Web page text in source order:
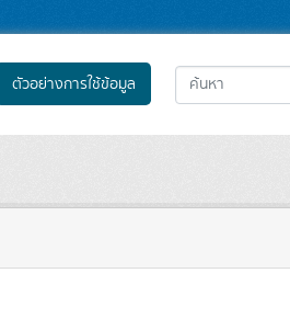
ตัวอย่างการใช้ข้อมูล